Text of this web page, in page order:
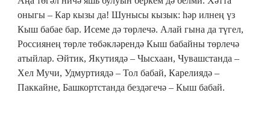
оныгы – Кар кызы да! Шунысы кызык: һәр илнең үз
Кыш бабае бар. Исеме дә төрлечә. Алай гына да түгел,
Россиянең төрле төбәкләрендә Кыш бабайны төрлечә
атыйлар. Әйтик, Якутиядә – Чысхаан, Чувашстанда –
Хел Мучи, Удмуртиядә – Тол бабай, Карелиядә –
Паккайне, Башкортстанда бездәгечә – Кыш бабай.